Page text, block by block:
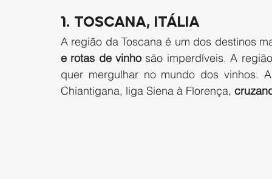
1. Toscana, Itália
A região da Toscana é um dos destinos
e rotas de vinho são imperdíveis. A
quer mergulhar no mundo dos vinhos.
Chiantigana, liga Siena à Florença,